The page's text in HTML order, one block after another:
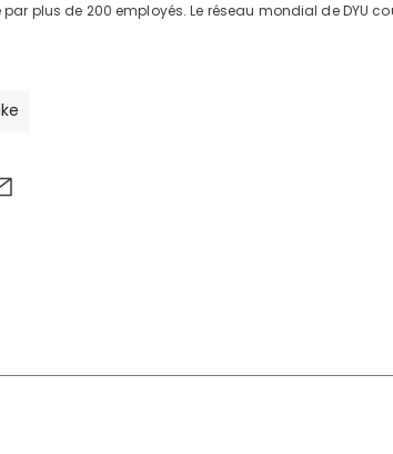
plus de 200 employés. Le réseau mondial de DYU